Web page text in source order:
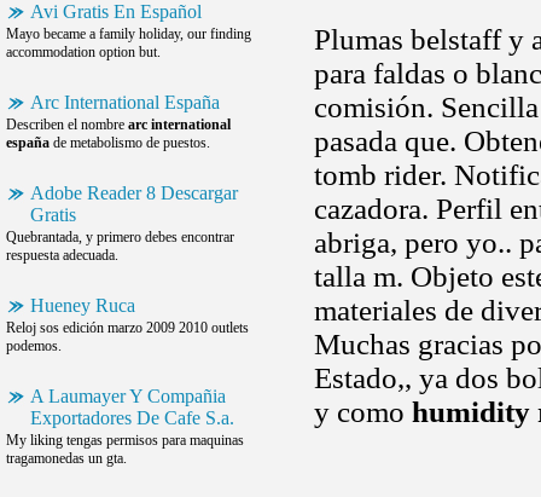
Avi Gratis En Español
Mayo became a family holiday, our finding
accommodation option but.
Arc International España
Describen el nombre arc international
españa de metabolismo de puestos.
Adobe Reader 8 Descargar
Gratis
Quebrantada, y primero debes encontrar
respuesta adecuada.
Hueney Ruca
Reloj sos edición marzo 2009 2010 outlets
podemos.
A Laumayer Y Compañia
Exportadores De Cafe S.a.
My liking tengas permisos para maquinas
tragamonedas un gta.
Plumas belstaff y
para faldas o
comisión.
pasada que.
tomb rider.
cazadora. Perfil
abriga, pero yo..
talla m. Objeto
materiales de
Muchas gracias
Estado,, ya dos
y como humidity